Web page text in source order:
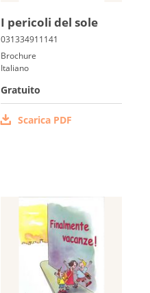
I pericoli del sole
Brochure
Italiano
Gratuito
Scarica PDF